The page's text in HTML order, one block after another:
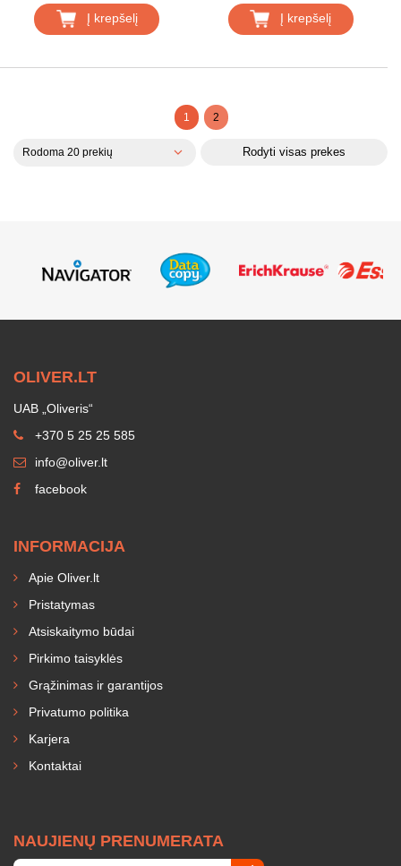
Į krepšelį Į krepšelį
1 2
Rodyti visas prekes
Rodoma 20 prekių
OLIVER.LT
UAB „Oliveris“
+370 5 25 25 585
info@oliver.lt
facebook
INFORMACIJA
Apie Oliver.lt
Pristatymas
Atsiskaitymo būdai
Pirkimo taisyklės
Grąžinimas ir garantijos
Privatumo politika
Karjera
Kontaktai
NAUJIENŲ PRENUMERATA